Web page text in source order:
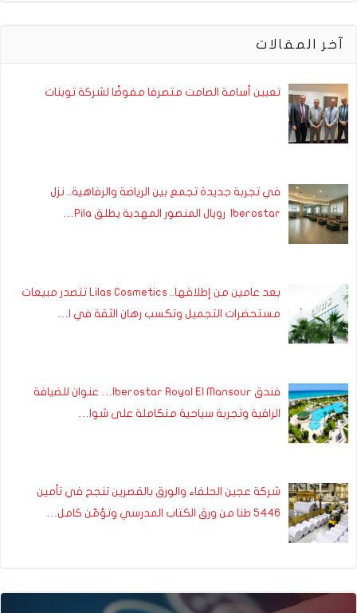
آخر المقالات
تعيين أسامة الصامت متصرفا مفوضًا لشركة توبنات
في تجربة جديدة تجمع بين الرياضة والرفاهية.. نزل
Iberostar رويال المنصور المهدية يطلق Pila…
بعد عامين من إطلاقها.. Lilas Cosmetics تتصدر مبيعات
مستحضرات التجميل وتكسب رهان الثقة في ا…
فندق Iberostar Royal El Mansour… عنوان للضيافة
الراقية وتجربة سياحية متكاملة على شوا…
شركة عجين الحلفاء والورق بالقصرين تنجح في تأمين
5446 طنا من ورق الكتاب المدرسي وتؤمّن كامل…